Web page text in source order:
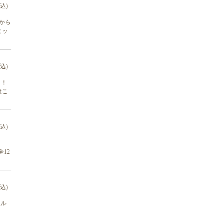
)
ら
ッ
)
)
12
)